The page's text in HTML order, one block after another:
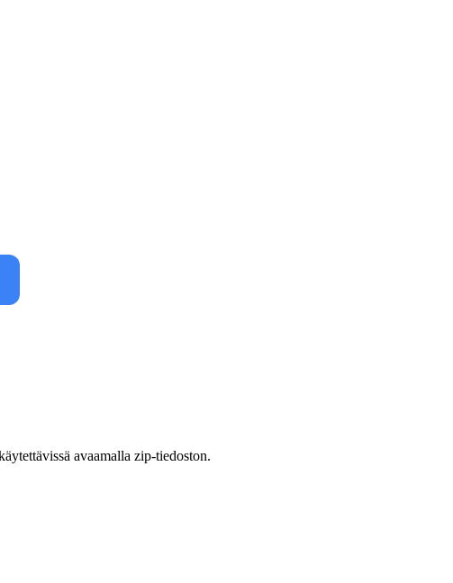
avaamalla zip-tiedoston.